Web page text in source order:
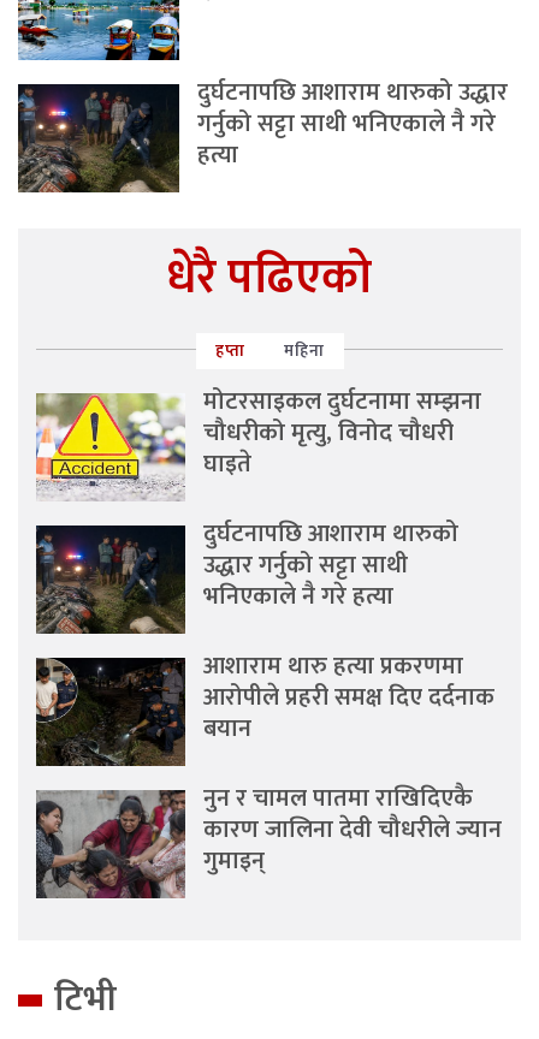
दुर्घटनापछि आशाराम थारुको उद्धार
गर्नुको सट्टा साथी भनिएकाले नै गरे
हत्या
धेरै पढिएको
हप्ता महिना
मोटरसाइकल दुर्घटनामा सम्झना
चौधरीको मृत्यु, विनोद चौधरी
घाइते
दुर्घटनापछि आशाराम थारुको
उद्धार गर्नुको सट्टा साथी
भनिएकाले नै गरे हत्या
आशाराम थारु हत्या प्रकरणमा
आरोपीले प्रहरी समक्ष दिए दर्दनाक
बयान
नुन र चामल पातमा राखिदिएकै
कारण जालिना देवी चौधरीले ज्यान
गुमाइन्
टिभी